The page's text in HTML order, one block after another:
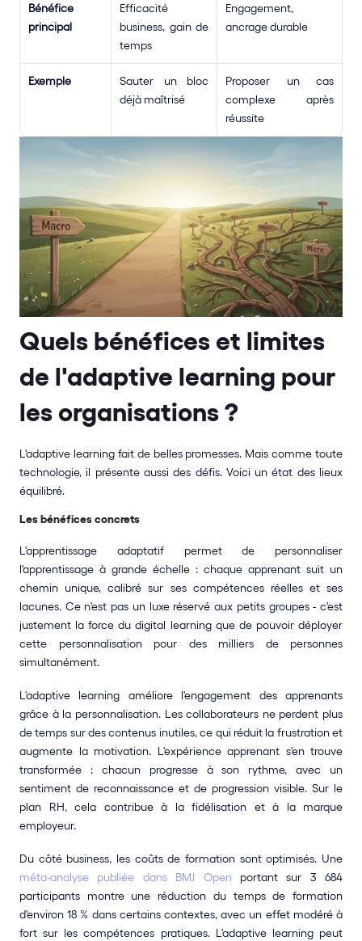
Bénéfice
principal
Efficacité
business, gain de
temps
Engagement,
ancrage durable
Exemple
Sauter un bloc
déjà maîtrisé
Proposer un cas
complexe après
réussite
Quels bénéfices et limites
de l'adaptive learning pour
les organisations ?
L'adaptive learning fait de belles promesses. Mais comme toute
technologie, il présente aussi des défis. Voici un état des lieux
équilibré.
Les bénéfices concrets
L'apprentissage adaptatif permet de personnaliser
l'apprentissage à grande échelle : chaque apprenant suit un
chemin unique, calibré sur ses compétences réelles et ses
lacunes. Ce n'est pas un luxe réservé aux petits groupes - c'est
justement la force du digital learning que de pouvoir déployer
cette personnalisation pour des milliers de personnes
simultanément.
L'adaptive learning améliore l'engagement des apprenants
grâce à la personnalisation. Les collaborateurs ne perdent plus
de temps sur des contenus inutiles, ce qui réduit la frustration et
augmente la motivation. L'expérience apprenant s'en trouve
transformée : chacun progresse à son rythme, avec un
sentiment de reconnaissance et de progression visible. Sur le
plan RH, cela contribue à la fidélisation et à la marque
employeur.
méta-analyse publiée dans BMJ Open portant sur 3 684
participants montre une réduction du temps de formation
d'environ 18 % dans certains contextes, avec un effet modéré à
fort sur les compétences pratiques. L'adaptive learning peut